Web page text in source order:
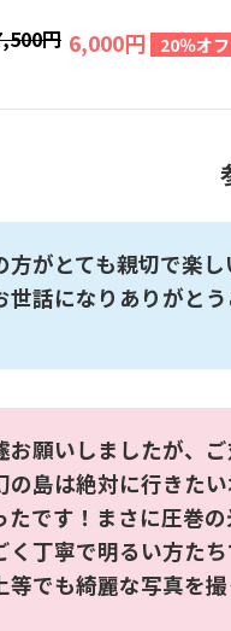
円 6,000円 20％オフ
方がとても親切で楽
世話になりありがとう
お願いしましたが、
の島は絶対に行きた
たです！まさに圧巻
く丁寧で明るい方た
等でも綺麗な写真を